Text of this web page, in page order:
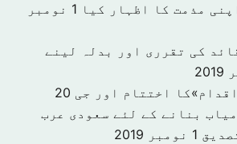
مذمت کا اظہار کیا
1 نومبر
کی تقرری اور بدلہ لینے
«سرمایہ کاری اقدام»کا اختتام اور جی 20
بنانے کے لئے سعودی عرب
1 نومبر 2019